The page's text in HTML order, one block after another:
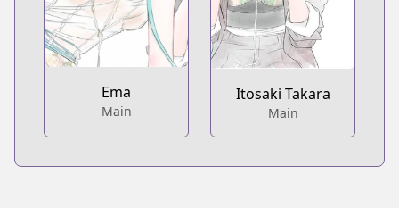
Ema
Main
Itosaki Takara
Main